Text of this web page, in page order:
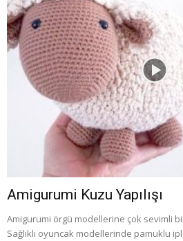
Amigurumi Kuzu Yapılışı
Amigurumi örgü modellerine çok sevimli
Sağlıklı oyuncak modellerinde pamuklu